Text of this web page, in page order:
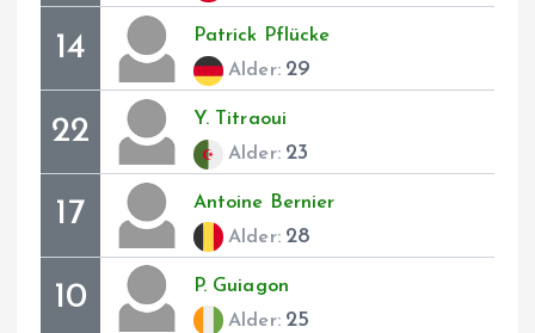
14 Patrick Pflücke
Alder: 29
22 Y.
Titraoui
Alder: 23
17 Antoine Bernier
Alder: 28
10 P. Guiagon
Alder: 25